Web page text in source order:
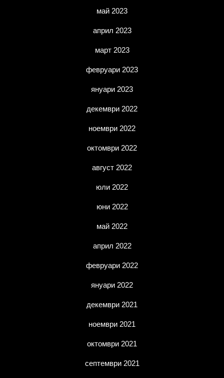
май 2023
април 2023
март 2023
февруари 2023
януари 2023
декември 2022
ноември 2022
октомври 2022
август 2022
юли 2022
юни 2022
май 2022
април 2022
февруари 2022
януари 2022
декември 2021
ноември 2021
октомври 2021
септември 2021